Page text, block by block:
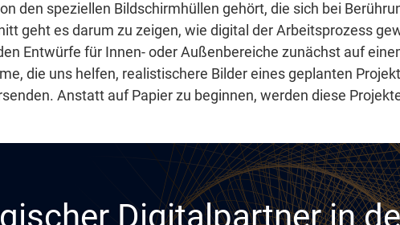
den speziellen Bildschirmhüllen gehört, die sich bei
geht es darum zu zeigen, wie digital der Arbeitsprozess
Entwürfe für Innen- oder Außenbereiche zunächst auf
die uns helfen, realistischere Bilder eines geplanten
Anstatt auf Papier zu beginnen, werden diese
Digitalpartner in